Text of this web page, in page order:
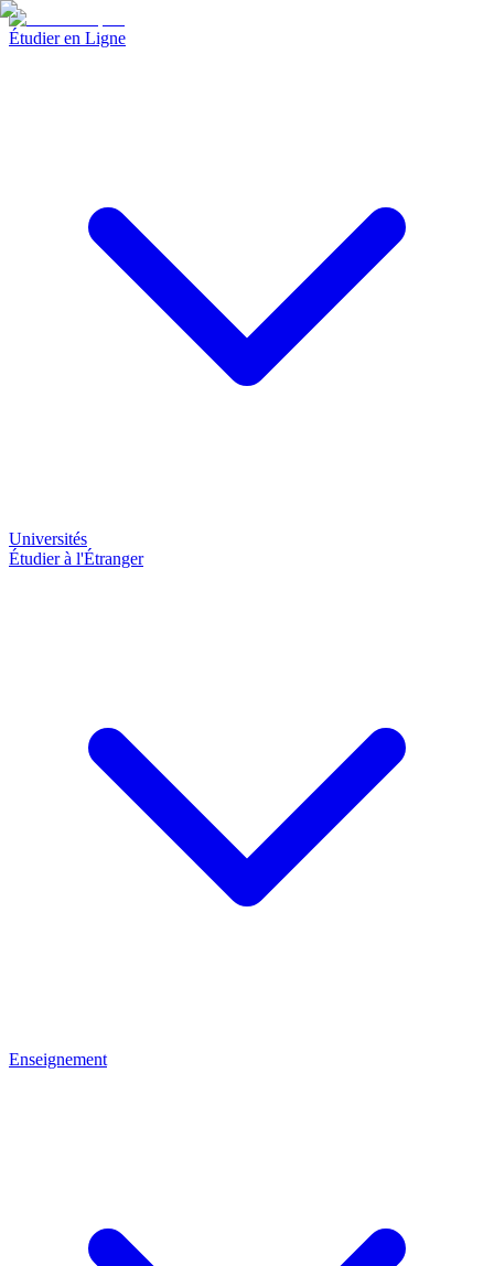
Étudier en Ligne
Universités
Étudier à l'Étranger
Enseignement